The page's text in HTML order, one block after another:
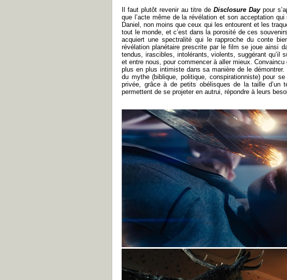
Il faut plutôt revenir au titre de Disclosure Day pour
que l’acte même de la révélation et son acceptation
Daniel, non moins que ceux qui les entourent et les
tout le monde, et c’est dans la porosité de ces
acquiert une spectralité qui le rapproche du conte
révélation planétaire prescrite par le film se joue ainsi
tendus, irascibles, intolérants, violents, suggérant qu’il
et entre nous, pour commencer à aller mieux.
plus en plus intimiste dans sa manière de le
du mythe (biblique, politique, conspirationniste) pour
privée, grâce à de petits obélisques de la taille d’un
permettent de se projeter en autrui, répondre à leurs